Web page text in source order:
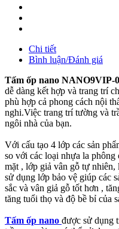
Chi tiết
Bình luận/Đánh giá
Tấm ốp nano NANO9VIP-
dễ dàng kết hợp và trang trí
phù hợp cả phong cách nội
nghi.Việc trang trí tường và
ngôi nhà của bạn.
Với cấu tạo 4 lớp các sản
so với các loại nhựa la
mặt , lớp giả vân gỗ tự
sử dụng lớp bảo vệ giúp các
sắc và vân giả gỗ tốt hơn ,
tăng tuổi thọ và độ bề bỉ của
Tấm ốp nano được sử dụng